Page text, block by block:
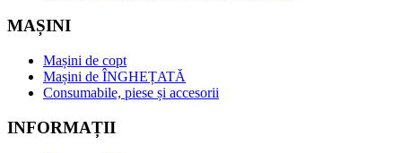
MAȘINI
Mașini de copt
Mașini de ÎNGHEȚATĂ
Consumabile, piese și accesorii
INFORMAȚII